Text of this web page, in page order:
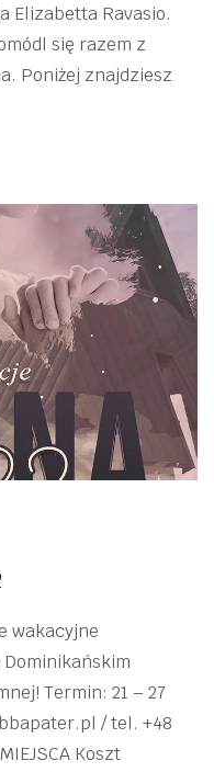
Elizabetta Ravasio.
się razem z
Poniżej znajdziesz
wakacyjne
Termin: 21 – 27
/ tel. +48
Koszt